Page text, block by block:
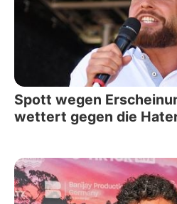
Spott wegen
wettert gegen die